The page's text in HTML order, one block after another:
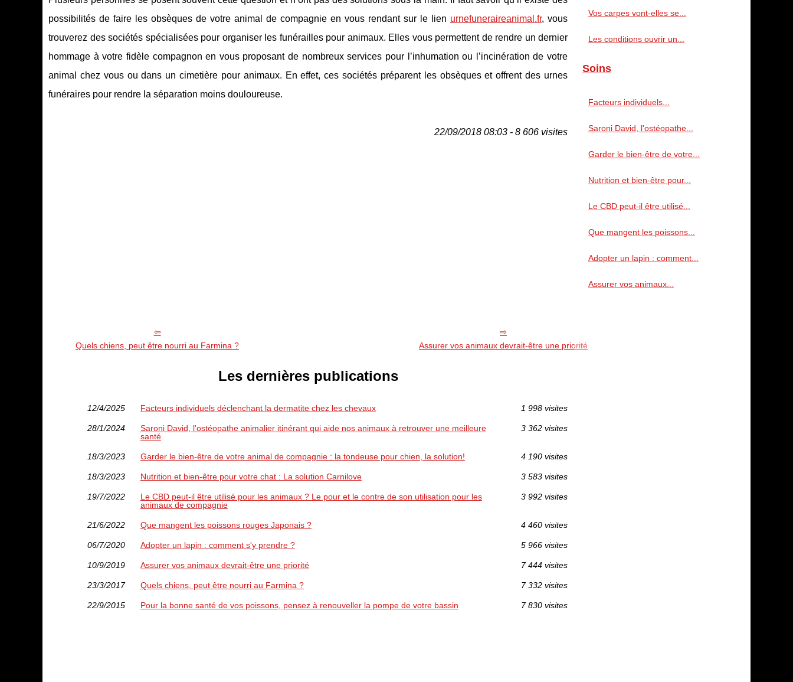
possibilités de faire les obsèques de votre animal de compagnie en vous rendant sur le lien urnefuneraireanimal.fr, vous
trouverez des sociétés spécialisées pour organiser les funérailles pour animaux. Elles vous permettent de rendre un dernier
hommage à votre fidèle compagnon en vous proposant de nombreux services pour l’inhumation ou l’incinération de votre
animal chez vous ou dans un cimetière pour animaux. En effet, ces sociétés préparent les obsèques et offrent des urnes
funéraires pour rendre la séparation moins douloureuse.
22/09/2018 08:03 - 8 606 visites
Quels chiens, peut être nourri au Farmina ? Assurer vos animaux devrait-être une priorité
Les dernières publications
12/4/2025 Facteurs individuels déclenchant la dermatite chez les chevaux 1 998 visites
28/1/2024
Saroni David, l'ostéopathe animalier itinérant qui aide nos animaux à retrouver une meilleure
santé
3 362 visites
18/3/2023 Garder le bien-être de votre animal de compagnie : la tondeuse pour chien, la solution! 4 190 visites
18/3/2023 Nutrition et bien-être pour votre chat : La solution Carnilove 3 583 visites
19/7/2022
Le CBD peut-il être utilisé pour les animaux ? Le pour et le contre de son utilisation pour les
animaux de compagnie
3 992 visites
21/6/2022 Que mangent les poissons rouges Japonais ? 4 460 visites
06/7/2020 Adopter un lapin : comment s'y prendre ? 5 966 visites
10/9/2019 Assurer vos animaux devrait-être une priorité 7 444 visites
23/3/2017 Quels chiens, peut être nourri au Farmina ? 7 332 visites
22/9/2015 Pour la bonne santé de vos poissons, pensez à renouveller la pompe de votre bassin 7 830 visites
Vos carpes vont-elles se...
Les conditions ouvrir un...
Soins
Facteurs individuels...
Saroni David, l'ostéopathe...
Garder le bien-être de votre...
Nutrition et bien-être pour...
Le CBD peut-il être utilisé...
Que mangent les poissons...
Adopter un lapin : comment...
Assurer vos animaux...